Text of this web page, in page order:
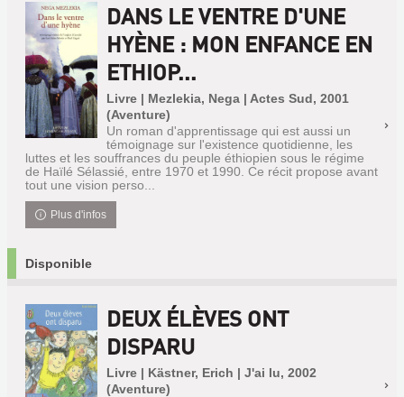
DANS LE VENTRE D'UNE
HYÈNE : MON ENFANCE EN
ETHIOP...
Livre | Mezlekia, Nega | Actes Sud, 2001
(Aventure)
Un roman d'apprentissage qui est aussi un
témoignage sur l'existence quotidienne, les
luttes et les souffrances du peuple éthiopien sous le régime
de Haïlé Sélassié, entre 1970 et 1990. Ce récit propose avant
tout une vision perso...
Plus d'infos
Disponible
DEUX ÉLÈVES ONT
DISPARU
Livre | Kästner, Erich | J'ai lu, 2002
(Aventure)